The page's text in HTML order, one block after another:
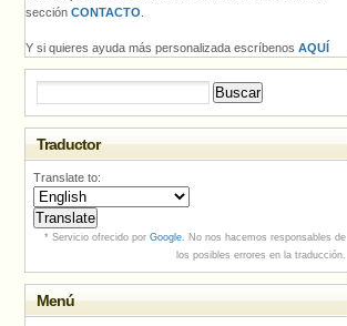
sección CONTACTO
Y si quieres ayuda más personalizada escríbenos AQUÍ
Traductor
Translate to:
* Servicio ofrecido por Google. No nos hacemos responsables de
los posibles errores en la traducción.
Menú